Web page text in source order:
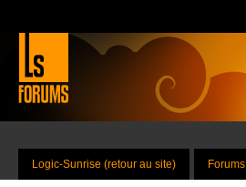
Logic-Sunrise (retour au site) Forums